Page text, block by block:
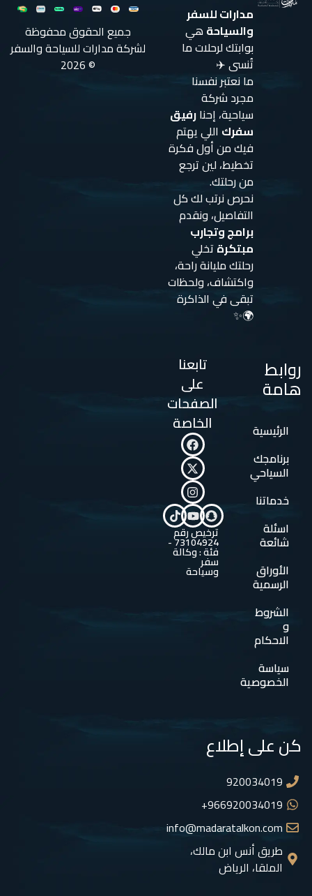
مدارات للسفر
والسياحة هي
بوابتك لرحلات ما
تُنسى ✈️
ما نعتبر نفسنا
مجرد شركة
سياحية، إحنارفيق
سفرك اللي يهتم
فيك من أول فكرة
تخطيط، لين ترجع
من رحلتك.
نحرص نرتب لك كل
التفاصيل، ونقدم
برامج وتجارب
مبتكرة تخلي
رحلتك مليانة راحة،
واكتشاف، ولحظات
تبقى في الذاكرة
🌍✨
روابط
هامة
الرئيسية
برنامجك
السياحي
خدماتنا
اسئلة
شائعة
الأوراق
الرسمية
الشروط
و
الاحكام
سياسة
الخصوصية
تابعنا
على
الصفحات
الخاصة
ترخيص رقم
73104924 -
فئة : وكالة
سفر
وسياحة
كن على إطلاع
920034019
966920034019+
info@madaratalkon.com
طريق أنس ابن مالك،
الملقا، الرياض
جميع الحقوق محفوظة
لشركة مدارات للسياحة والسفر
© 2026